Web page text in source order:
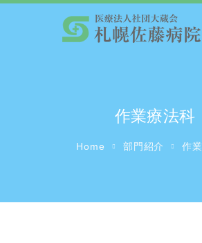
作業療法科
Home 部門紹介 作